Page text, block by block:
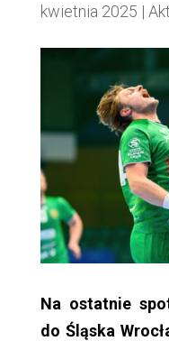
kwietnia 2025 |
Na ostatnie
do Śląska